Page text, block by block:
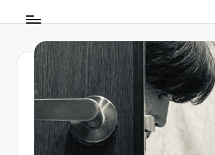
ン
ー
ソ
ン
グ